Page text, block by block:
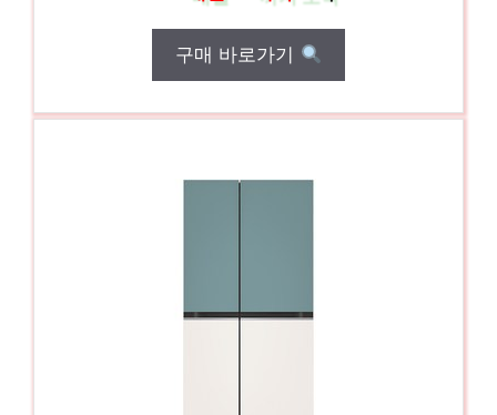
구매 바로가기